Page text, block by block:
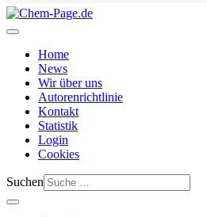
Home
News
Wir über uns
Autorenrichtlinie
Kontakt
Statistik
Login
Cookies
Suchen